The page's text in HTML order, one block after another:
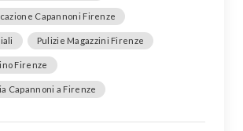
Capannoni Firenze
Pulizie Magazzini Firenze
Firenze
Capannoni a Firenze